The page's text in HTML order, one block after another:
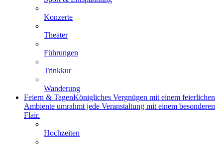
Konzerte
Theater
Führungen
Trinkkur
Wanderung
Feiern & TagenKönigliches Vergnügen mit einem feierlichen
Ambiente umrahmt jede Veranstaltung mit einem besonderen
Flair.
Hochzeiten